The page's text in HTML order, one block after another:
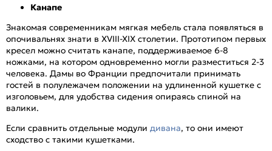
Канапе
Знакомая современникам мягкая мебель стала появляться в
опочивальнях знати в XVIII-XIX столетии. Прототипом первых
кресел можно считать канапе, поддерживаемое 6-8
ножками, на котором одновременно могли разместиться 2-3
человека. Дамы во Франции предпочитали принимать
гостей в полулежачем положении на удлиненной кушетке с
изголовьем, для удобства сидения опираясь спиной на
валики.
Если сравнить отдельные модули дивана, то они имеют
сходство с такими кушетками.